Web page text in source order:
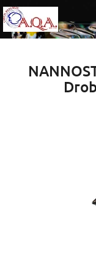
Přejít
na
obsah